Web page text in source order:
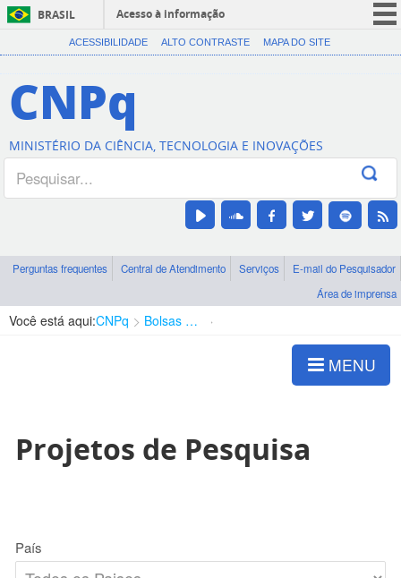
BRASIL
Acesso à informação
CORONAVÍRUS (COVID-19)
Canais
ACESSIBILIDADE ALTO CONTRASTE MAPA DO SITE
CNPq
MINISTÉRIO DA CIÊNCIA, TECNOLOGIA E INOVAÇÕES
Perguntas frequentes Central de Atendimento Serviços
E-mail do Pesquisador
Área de imprensa
Você está aqui:CNPq Bolsas e Auxílios Vigentes
MENU
Projetos de Pesquisa
País